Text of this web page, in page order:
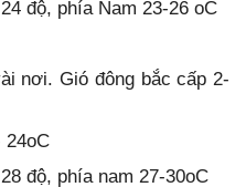
độ, phía Nam 23-26 oC
nơi. Gió đông bắc cấp 2-
24oC
độ, phía nam 27-30oC